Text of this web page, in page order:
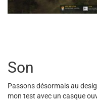
Son
Passons désormais au
mon test avec un casque